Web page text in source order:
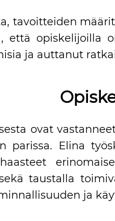
tavoitteiden
että opiskelijoilla
ja auttanut
ovat
parissa. Elina
taustalla
ja